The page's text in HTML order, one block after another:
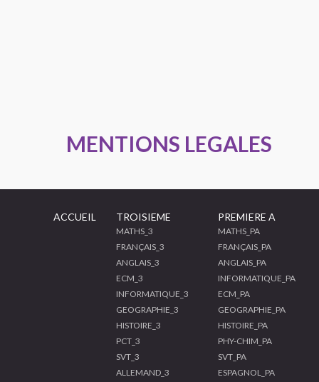
MENTIONS LEGALES
ACCUEIL TROISIEME
MATHS_3
FRANÇAIS_3
ANGLAIS_3
ECM_3
INFORMATIQUE_3
GEOGRAPHIE_3
HISTOIRE_3
PCT_3
SVT_3
ALLEMAND_3
PREMIERE A
MATHS_PA
FRANÇAIS_PA
ANGLAIS_PA
INFORMATIQUE_PA
ECM_PA
GEOGRAPHIE_PA
HISTOIRE_PA
PHY-CHIM_PA
SVT_PA
ESPAGNOL_PA